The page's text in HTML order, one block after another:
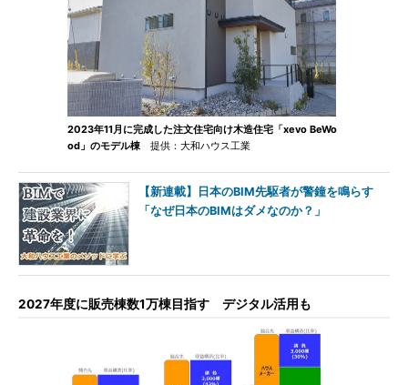
2023年11月に完成した注文住宅向け木造住宅「xevo BeWo
od」のモデル棟 提供：大和ハウス工業
【新連載】日本のBIM先駆者が警鐘を鳴らす
「なぜ日本のBIMはダメなのか？」
2027年度に販売棟数1万棟目指す デジタル活用も